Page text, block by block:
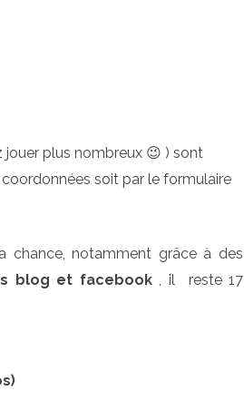
jouer plus nombreux 😉 ) sont
soit par le formulaire
chance, notamment grâce à des
blog et facebook, il reste 17